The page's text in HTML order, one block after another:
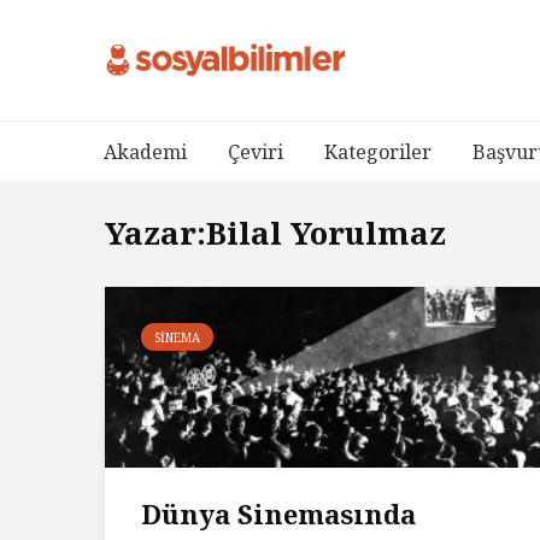
Akademi Çeviri Kategoriler
Yazar:Bilal Yorulmaz
SINEMA
Dünya Sinemasında